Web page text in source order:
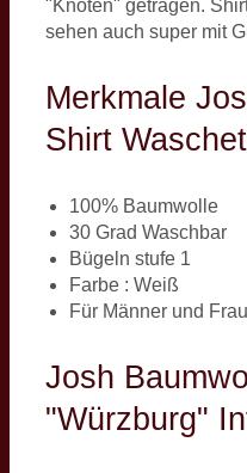
"Knoten" getragen.
sehen auch super mit
Merkmale
Shirt
100% Baumwolle
30 Grad Waschbar
Bügeln stufe 1
Farbe : Weiß
Für Männer und
Josh
"Würzburg"